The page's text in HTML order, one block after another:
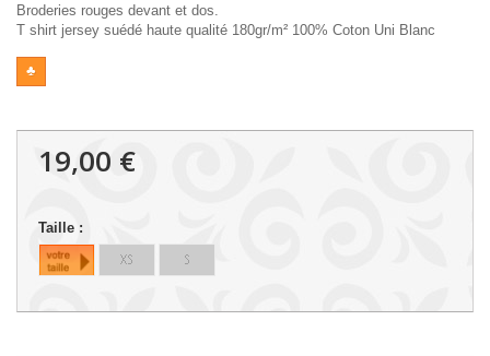
Broderies rouges devant et dos.
T shirt jersey suédé haute qualité 180gr/m² 100% Coton Uni Blanc
♣
19,00 €
Taille :